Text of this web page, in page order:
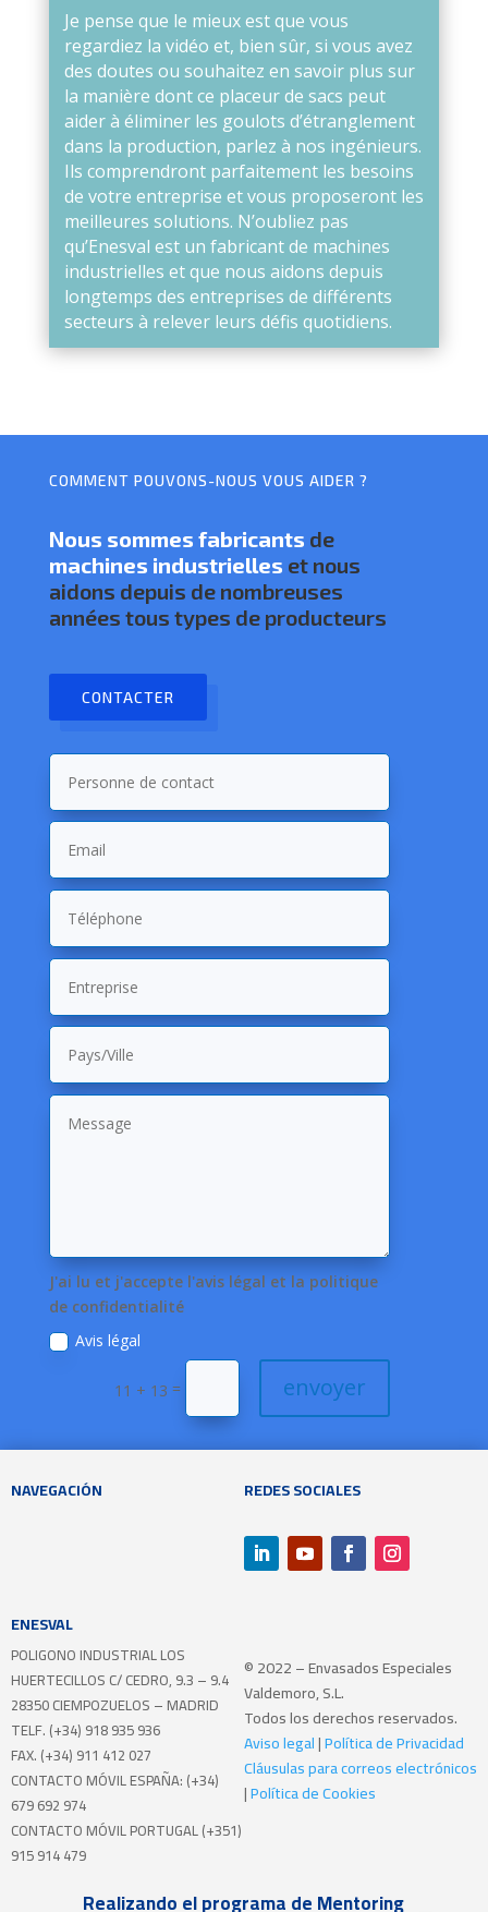
Je pense que le mieux est que vous
regardiez la vidéo et, bien sûr, si vous avez
des doutes ou souhaitez en savoir plus sur
la manière dont ce placeur de sacs peut
aider à éliminer les goulots d’étranglement
dans la production, parlez à nos ingénieurs.
Ils comprendront parfaitement les besoins
de votre entreprise et vous proposeront les
meilleures solutions. N’oubliez pas
qu’Enesval est un fabricant de machines
industrielles et que nous aidons depuis
longtemps des entreprises de différents
secteurs à relever leurs défis quotidiens.
COMMENT POUVONS-NOUS VOUS AIDER ?
Nous sommes fabricants de
machines industrielles et nous
aidons depuis de nombreuses
années tous types de producteurs
CONTACTER
J'ai lu et j'accepte l'avis légal et la politique
de confidentialité
Avis légal
11 + 13 = envoyer
NAVEGACIÓN REDES SOCIALES
ENESVAL
POLIGONO INDUSTRIAL LOS
HUERTECILLOS C/ CEDRO, 9.3 – 9.4
28350 CIEMPOZUELOS – MADRID
TELF. (+34) 918 935 936
FAX. (+34) 911 412 027
CONTACTO MÓVIL ESPAÑA: (+34)
679 692 974
CONTACTO MÓVIL PORTUGAL (+351)
915 914 479
© 2022 – Envasados Especiales
Valdemoro, S.L.
Todos los derechos reservados.
Aviso legal|Política de Privacidad
Cláusulas para correos electrónicos
|Política de Cookies
Realizando el programa de Mentoring